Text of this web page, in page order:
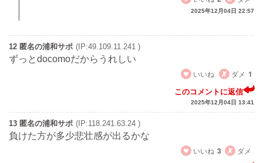
2025年12月04日 22:57
12 匿名の浦和サポ (IP:49.109.11.241 )
ずっとdocomoだからうれしい
いいね
ダメ 1
このコメントに返信
2025年12月04日 13:41
13 匿名の浦和サポ (IP:118.241.63.24 )
負けた方が多少悲壮感が出るかな
いいね 3 ダメ